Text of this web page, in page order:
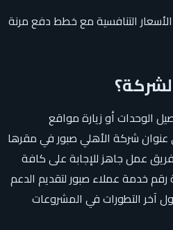
التنافسية مع خطط دفع مرنة
الوحدات أو زيارة مواقع
عنوان شركة الأهلي صبور في مقرها
فريق عمل جاهز للإجابة على كافة
خدمة عملاء صبور لتقديم الدعم
آخر التطورات في المشروعات